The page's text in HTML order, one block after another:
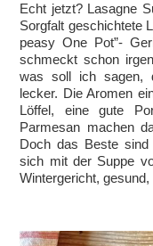
Echt jetzt? Lasagne
Sorgfalt geschichtete
peasy One Pot”-
schmeckt schon
was soll ich sagen,
lecker. Die Aromen
Löffel, eine gute
Parmesan machen
Doch das Beste sind
sich mit der Suppe
Wintergericht,